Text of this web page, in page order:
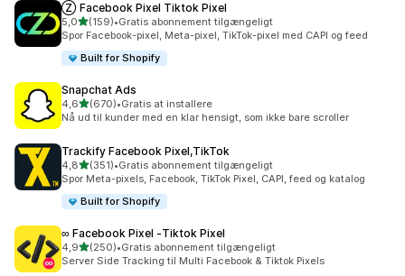
Ⓩ Facebook Pixel Tiktok Pixel
5,0ud af 5 stjerner
(159)
159 anmeldelser i alt
•Gratis abonnement tilgængeligt
Spor Facebook-pixel, Meta-pixel, TikTok-pixel med CAPI og feed
Built for Shopify
Snapchat Ads
4,6ud af 5 stjerner
(670)
670 anmeldelser i alt
•Gratis at installere
Nå ud til kunder med en klar hensigt, som ikke bare scroller
Trackify Facebook Pixel,TikTok
4,8ud af 5 stjerner
(351)
351 anmeldelser i alt
•Gratis abonnement tilgængeligt
Spor Meta-pixels, Facebook, TikTok Pixel, CAPI, feed og katalog
Built for Shopify
∞ Facebook Pixel ‑Tiktok Pixel
4,9ud af 5 stjerner
(250)
250 anmeldelser i alt
•Gratis abonnement tilgængeligt
Server Side Tracking til Multi Facebook & Tiktok Pixels